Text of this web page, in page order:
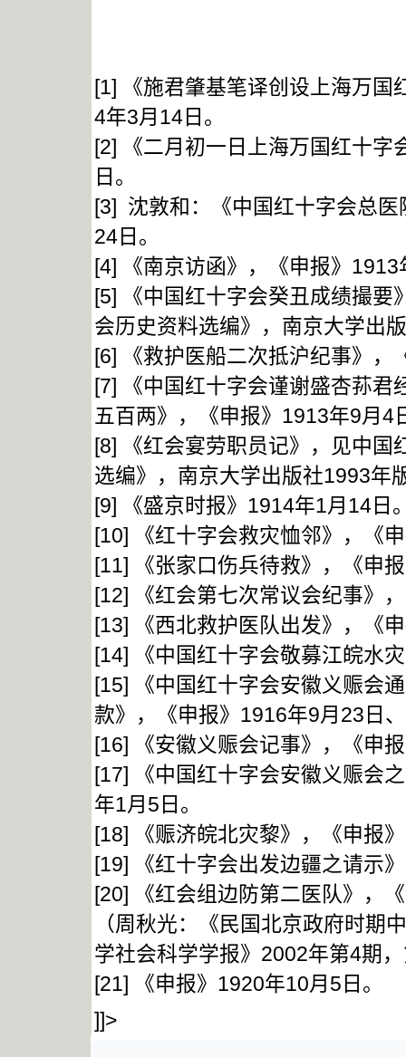
[1] 《施君肇基笔译创设上海万国
4年3月14日。
[2] 《二月初一日上海万国红十
日。
[3] 沈敦和：《中国红十字会总
24日。
[4] 《南京访函》，《申报》
[5] 《中国红十字会癸丑成绩撮要
会历史资料选编》，南京大学出
[6] 《救护医船二次抵沪纪事》，
[7] 《中国红十字会谨谢盛杏荪君
五百两》，《申报》1913年9月4
[8] 《红会宴劳职员记》，见中国
选编》，南京大学出版社1993年
[9] 《盛京时报》1914年1月14日
[10] 《红十字会救灾恤邻》，《
[11] 《张家口伤兵待救》，《申
[12] 《红会第七次常议会纪事》
[13] 《西北救护医队出发》，《
[14] 《中国红十字会敬募江皖水
[15] 《中国红十字会安徽义赈会
款》，《申报》1916年9月23日
[16] 《安徽义赈会记事》，《申
[17] 《中国红十字会安徽义赈会
年1月5日。
[18] 《赈济皖北灾黎》，《申报
[19] 《红十字会出发边疆之请示
[20] 《红会组边防第二医队》，
（周秋光：《民国北京政府时期
学社会科学学报》2002年第4期
[21] 《申报》1920年10月5日。
]]>